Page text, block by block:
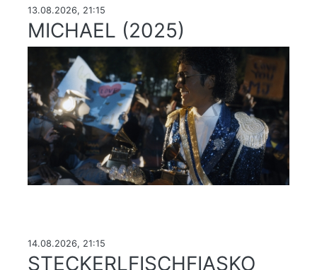
13.08.2026, 21:15
MICHAEL (2025)
14.08.2026, 21:15
STECKERLFISCHFIASKO